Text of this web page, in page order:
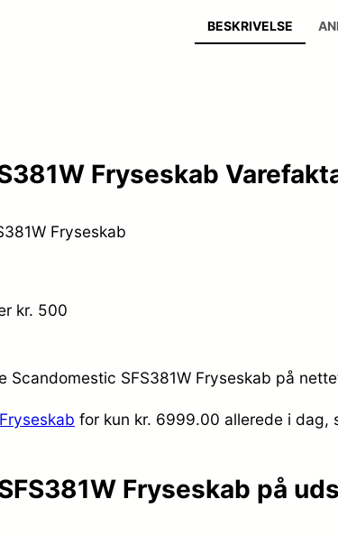
BESKRIVELSE
Fryseskab
Fryseskab
kr. 500
Scandomestic SFS381W Fryseskab på
for kun kr. 6999.00 allerede i dag,
Fryseskab på